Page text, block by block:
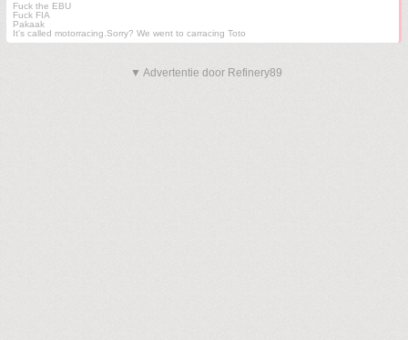
Fuck the EBU
Fuck FIA
Pakaak
It's called motorracing.Sorry? We went to carracing Toto
▼ Advertentie door Refinery89